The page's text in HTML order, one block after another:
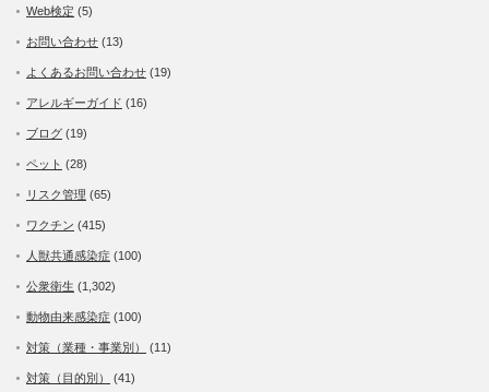
Web検定 (5)
お問い合わせ (13)
よくあるお問い合わせ (19)
アレルギーガイド (16)
ブログ (19)
ペット (28)
リスク管理 (65)
ワクチン (415)
人獣共通感染症 (100)
公衆衛生 (1,302)
動物由来感染症 (100)
対策（業種・事業別） (11)
対策（目的別） (41)